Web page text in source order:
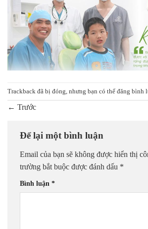
Trackback đã bị đóng, nhưng bạn có thể đăng bình
← Trước
Để lại một bình luận
Email của bạn sẽ không được hiển thị
trường bắt buộc được đánh dấu *
Bình luận *